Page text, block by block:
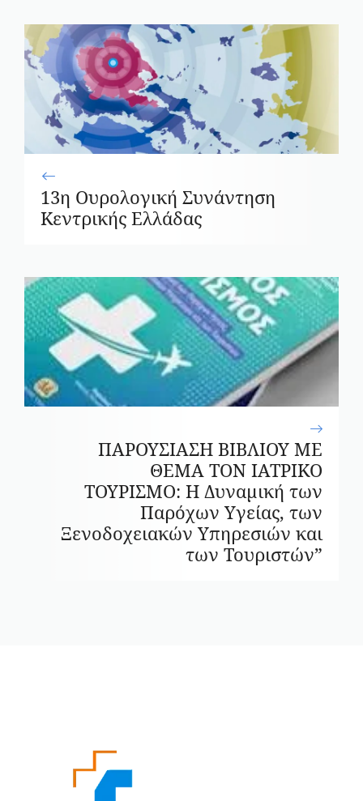
13η Ουρολογική Συνάντηση
Κεντρικής Ελλάδας
ΠΑΡΟΥΣΙΑΣΗ ΒΙΒΛΙΟΥ ΜΕ
ΘΕΜΑ ΤΟΝ ΙΑΤΡΙΚΟ
ΤΟΥΡΙΣΜΟ: Η Δυναμική των
Παρόχων Υγείας, των
Ξενοδοχειακών Υπηρεσιών και
των Τουριστών”